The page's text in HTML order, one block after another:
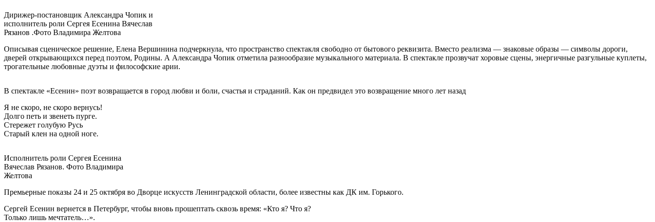
Дирижер-постановщик Александра Чопик и
исполнитель роли Сергея Есенина Вячеслав
Рязанов .Фото Владимира Желтова
Описывая сценическое решение, Елена Вершинина подчеркнула, что пространство спектакля свободно от бытового реквизита. Вместо реализма — знаковые образы — символы дороги,
дверей открывающихся перед поэтом, Родины. А Александра Чопик отметила разнообразие музыкального материала. В спектакле прозвучат хоровые сцены, энергичные разгульные куплеты,
трогательные любовные дуэты и философские арии.
В спектакле «Есенин» поэт возвращается в город любви и боли, счастья и страданий. Как он предвидел это возвращение много лет назад
Я не скоро, не скоро вернусь!
Долго петь и звенеть пурге.
Стережет голубую Русь
Старый клен на одной ноге.
Исполнитель роли Сергея Есенина
Вячеслав Рязанов. Фото Владимира
Желтова
Премьерные показы 24 и 25 октября во Дворце искусств Ленинградской области, более известны как ДК им. Горького.
Сергей Есенин вернется в Петербург, чтобы вновь прошептать сквозь время: «Кто я? Что я?
Только лишь мечтатель…».